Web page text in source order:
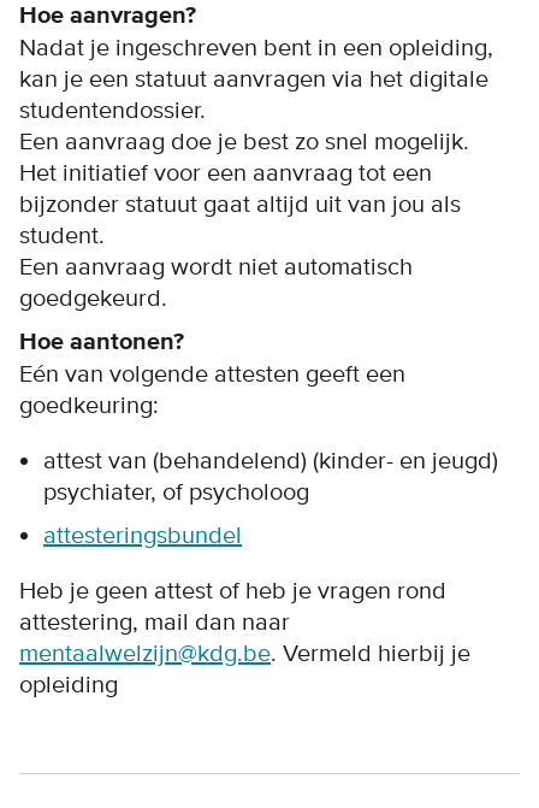
Hoe aanvragen?
Nadat je ingeschreven bent in een opleiding,
kan je een statuut aanvragen via het digitale
studentendossier.
Een aanvraag doe je best zo snel mogelijk.
Het initiatief voor een aanvraag tot een
bijzonder statuut gaat altijd uit van jou als
student.
Een aanvraag wordt niet automatisch
goedgekeurd.
Hoe aantonen?
Eén van volgende attesten geeft een
goedkeuring:
attest van (behandelend) (kinder- en jeugd)
psychiater, of psycholoog
attesteringsbundel
Heb je geen attest of heb je vragen rond
attestering, mail dan naar
mentaalwelzijn@kdg.be. Vermeld hierbij je
opleiding